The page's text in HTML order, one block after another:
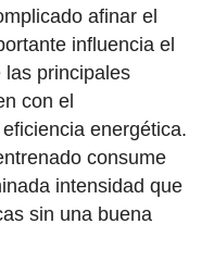
afinar el
influencia el
las principales
con el
energética.
consume
intensidad que
sin una buena